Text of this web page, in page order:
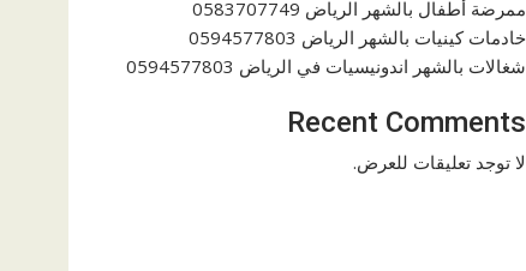
ممرضة أطفال بالشهر الرياض 0583707749
خادمات كينيات بالشهر الرياض 0594577803
شغالات بالشهر اندونيسيات في الرياض 0594577803
Recent Comments
لا توجد تعليقات للعرض.